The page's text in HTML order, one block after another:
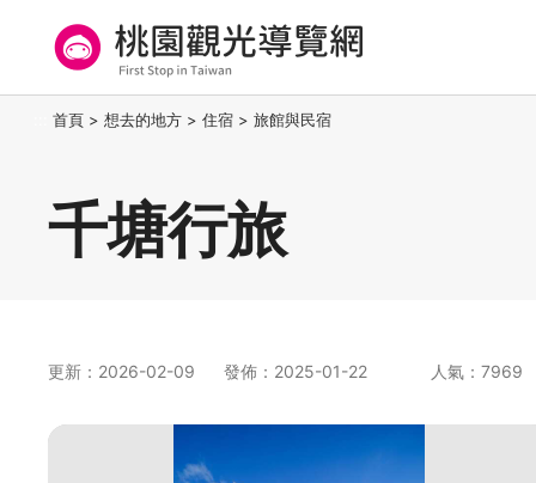
要
桃園觀光導覽網
首頁 > 想去的地方 > 住宿 > 旅館與民宿
千塘行旅
更新：2026-02-09 發佈：2025-01-22 人氣：7969